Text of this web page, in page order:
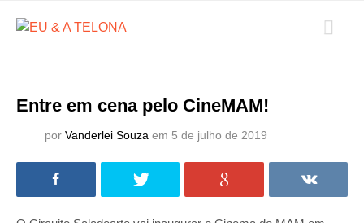
Entre em cena pelo CineMAM!
por Vanderlei Souza em 5 de julho de 2019